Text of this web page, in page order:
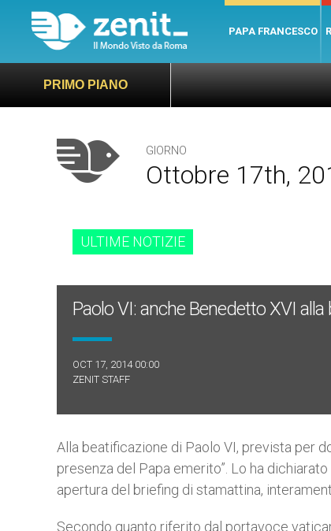
PAPA FRANCESCO
PRIMO PIANO
GIORNO
Ottobre 17th,
ULTIME NOTIZIE
Paolo VI: anche Benedetto XVI
OCT 17, 2014 00:00
ZENIT STAFF
Alla beatificazione di Paolo VI, prevista per
presenza del Papa emerito”. Lo ha
apertura del briefing di stamattina,
Secondo quanto riferito dal portavoce